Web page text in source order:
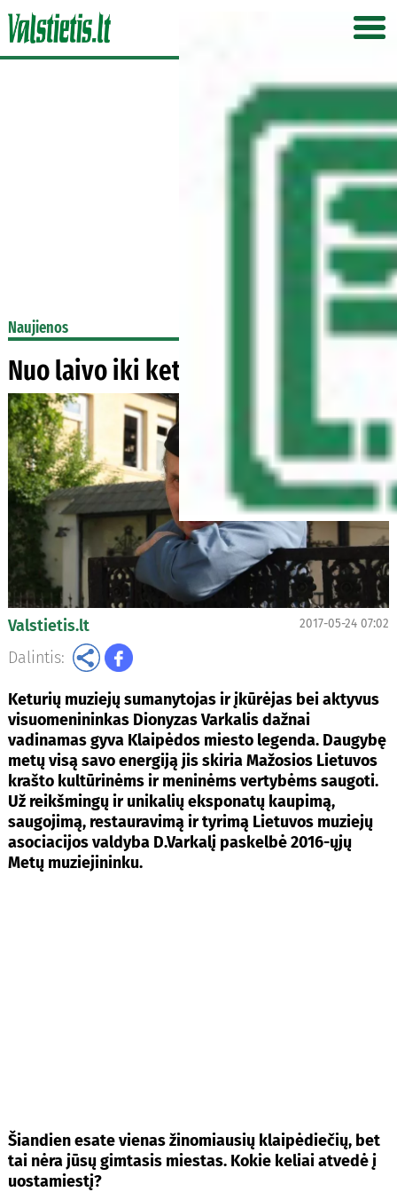
Naujienos
Nuo laivo iki keturių muziejų
Valstietis.lt 2017-05-24 07:02
Dalintis:
Keturių muziejų sumanytojas ir įkūrėjas bei aktyvus
visuomenininkas Dionyzas Varkalis dažnai
vadinamas gyva Klaipėdos miesto legenda. Daugybę
metų visą savo energiją jis skiria Mažosios Lietuvos
krašto kultūrinėms ir meninėms vertybėms saugoti.
Už reikšmingų ir unikalių eksponatų kaupimą,
saugojimą, restauravimą ir tyrimą Lietuvos muziejų
asociacijos valdyba D.Varkalį paskelbė 2016-ųjų
Metų muziejininku.
Šiandien esate vienas žinomiausių klaipėdiečių, bet
tai nėra jūsų gimtasis miestas. Kokie keliai atvedė į
uostamiestį?